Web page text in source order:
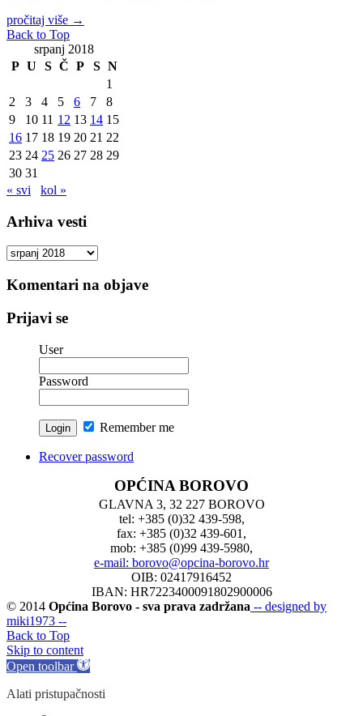
pročitaj više →
Back to Top
srpanj 2018
P U S Č P S N
1
2
3 4 5 6 7
8
9
10 11 12 13 14 15
16 17 18 19 20 21 22
23 24 25 26 27 28 29
30 31
« svi
kol »
Arhiva vesti
Arhiva
Komentari na objave
Prijavi se
User
Password
Remember me
Recover password
OPĆINA BOROVO
GLAVNA 3, 32 227 BOROVO
tel: +385 (0)32 439-598,
fax: +385 (0)32 439-601,
mob: +385 (0)99 439-5980,
e-mail: borovo@opcina-borovo.hr
OIB: 02417916452
IBAN: HR7223400091802900006
© 2014 Općina Borovo - sva prava zadržana -- designed by
miki1973 --
Back to Top
Skip to content
Open toolbar
Alati pristupačnosti